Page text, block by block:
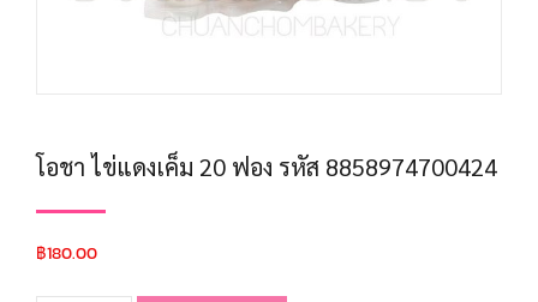
โอชา ไข่แดงเค็ม 20 ฟอง รหัส 8858974700424
฿180.00